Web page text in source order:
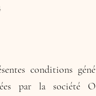
conditions
par la